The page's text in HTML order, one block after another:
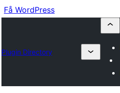
Få WordPress
Plugin Directory